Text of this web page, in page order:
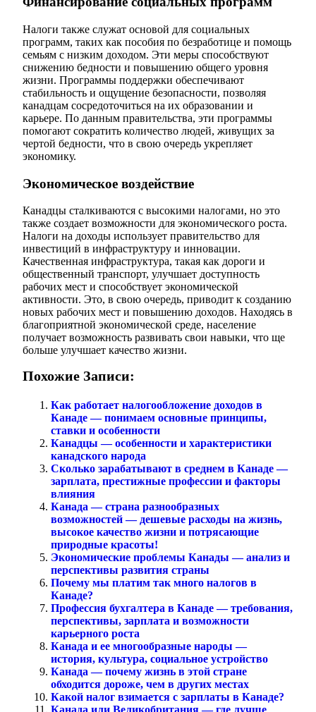
Налоги также служат основой для социальных
программ, таких как пособия по безработице и помощь
семьям с низким доходом. Эти меры способствуют
снижению бедности и повышению общего уровня
жизни. Программы поддержки обеспечивают
стабильность и ощущение безопасности, позволяя
канадцам сосредоточиться на их образовании и
карьере. По данным правительства, эти программы
помогают сократить количество людей, живущих за
чертой бедности, что в свою очередь укрепляет
экономику.
Экономическое воздействие
Канадцы сталкиваются с высокими налогами, но это
также создает возможности для экономического роста.
Налоги на доходы использует правительство для
инвестиций в инфраструктуру и инновации.
Качественная инфраструктура, такая как дороги и
общественный транспорт, улучшает доступность
рабочих мест и способствует экономической
активности. Это, в свою очередь, приводит к созданию
новых рабочих мест и повышению доходов. Находясь в
благоприятной экономической среде, население
получает возможность развивать свои навыки, что ще
больше улучшает качество жизни.
Похожие Записи:
Как работает налогообложение доходов в
Канаде — понимаем основные принципы,
ставки и особенности
Канадцы — особенности и характеристики
канадского народа
Сколько зарабатывают в среднем в Канаде —
зарплата, престижные профессии и факторы
влияния
Канада — страна разнообразных
возможностей — дешевые расходы на жизнь,
высокое качество жизни и потрясающие
природные красоты!
Экономические проблемы Канады — анализ и
перспективы развития страны
Почему мы платим так много налогов в
Канаде?
Профессия бухгалтера в Канаде — требования,
перспективы, зарплата и возможности
карьерного роста
Канада и ее многообразные народы —
история, культура, социальное устройство
Канада — почему жизнь в этой стране
обходится дороже, чем в других местах
Какой налог взимается с зарплаты в Канаде?